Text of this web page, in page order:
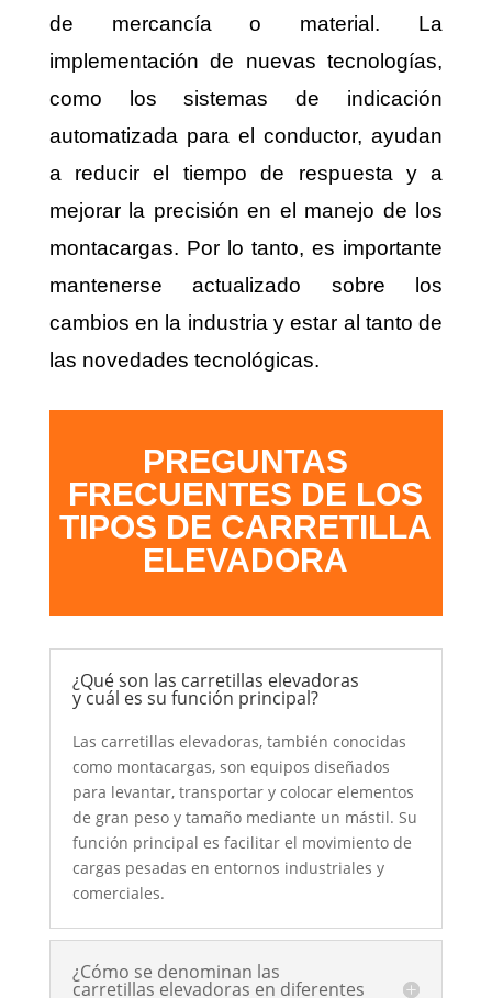
de mercancía o material. La
implementación de nuevas tecnologías,
como los sistemas de indicación
automatizada para el conductor, ayudan
a reducir el tiempo de respuesta y a
mejorar la precisión en el manejo de los
montacargas. Por lo tanto, es importante
mantenerse actualizado sobre los
cambios en la industria y estar al tanto de
las novedades tecnológicas.
PREGUNTAS
FRECUENTES DE LOS
TIPOS DE CARRETILLA
ELEVADORA
¿Qué son las carretillas elevadoras
y cuál es su función principal?
Las carretillas elevadoras, también conocidas
como montacargas, son equipos diseñados
para levantar, transportar y colocar elementos
de gran peso y tamaño mediante un mástil. Su
función principal es facilitar el movimiento de
cargas pesadas en entornos industriales y
comerciales.
¿Cómo se denominan las
carretillas elevadoras en diferentes